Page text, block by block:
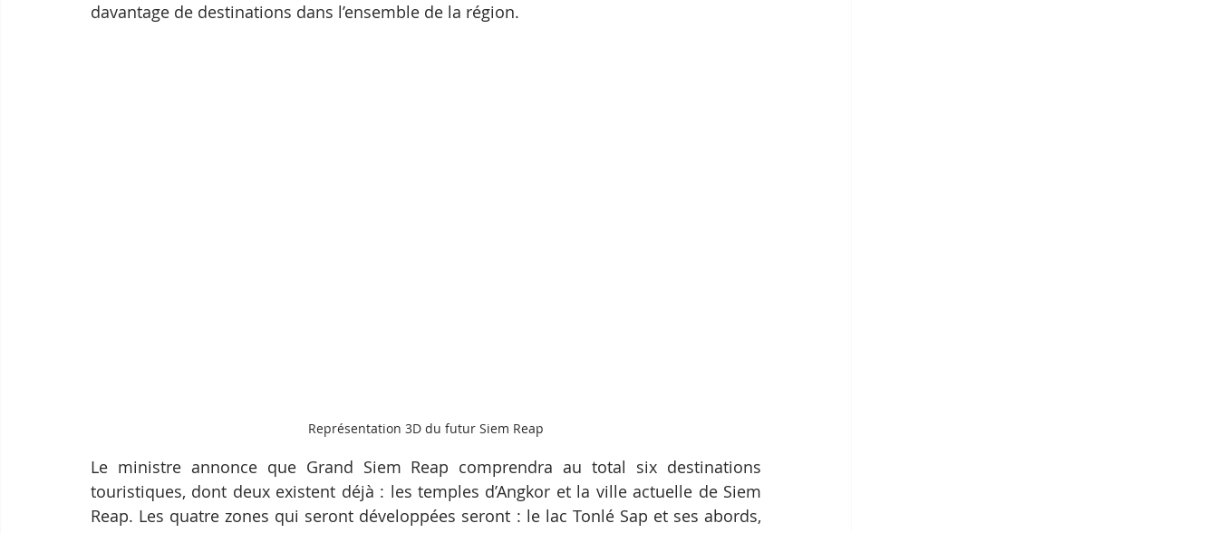
davantage de destinations dans l’ensemble de la région.
Représentation 3D du futur Siem Reap
Le ministre annonce que Grand Siem Reap comprendra au total six destinations
touristiques, dont deux existent déjà : les temples d’Angkor et la ville actuelle de Siem
Reap. Les quatre zones qui seront développées seront : le lac Tonlé Sap et ses abords,